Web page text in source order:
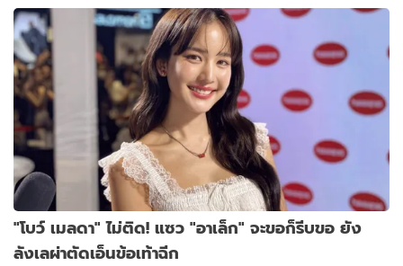
"โบว์ เมลดา" ไม่ติด! แซว "อาเล็ก" จะขอก็รีบขอ ยัง
ลังเลผ่าตัดเอ็นข้อเท้าฉีก